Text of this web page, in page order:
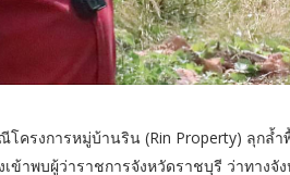
โครงการหมู่บ้านริน (Rin Property) ลุก
เข้าพบผู้ว่าราชการจังหวัดราชบุรี ว่าทาง